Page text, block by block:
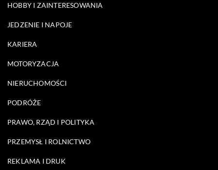
HOBBY I ZAINTERESOWANIA
JEDZENIE I NAPOJE
KARIERA
MOTORYZACJA
NIERUCHOMOŚCI
PODRÓŻE
PRAWO, RZĄD I POLITYKA
PRZEMYSŁ I ROLNICTWO
REKLAMA I DRUK